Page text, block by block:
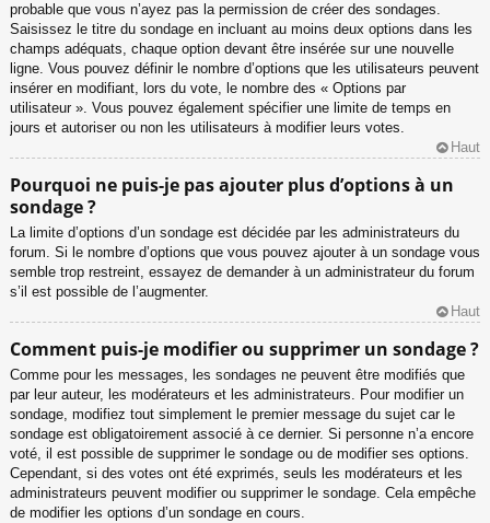
probable que vous n’ayez pas la permission de créer des sondages.
Saisissez le titre du sondage en incluant au moins deux options dans les
champs adéquats, chaque option devant être insérée sur une nouvelle
ligne. Vous pouvez définir le nombre d’options que les utilisateurs peuvent
insérer en modifiant, lors du vote, le nombre des « Options par
utilisateur ». Vous pouvez également spécifier une limite de temps en
jours et autoriser ou non les utilisateurs à modifier leurs votes.
Haut
Pourquoi ne puis-je pas ajouter plus d’options à un
sondage ?
La limite d’options d’un sondage est décidée par les administrateurs du
forum. Si le nombre d’options que vous pouvez ajouter à un sondage vous
semble trop restreint, essayez de demander à un administrateur du forum
s’il est possible de l’augmenter.
Haut
Comment puis-je modifier ou supprimer un sondage ?
Comme pour les messages, les sondages ne peuvent être modifiés que
par leur auteur, les modérateurs et les administrateurs. Pour modifier un
sondage, modifiez tout simplement le premier message du sujet car le
sondage est obligatoirement associé à ce dernier. Si personne n’a encore
voté, il est possible de supprimer le sondage ou de modifier ses options.
Cependant, si des votes ont été exprimés, seuls les modérateurs et les
administrateurs peuvent modifier ou supprimer le sondage. Cela empêche
de modifier les options d’un sondage en cours.